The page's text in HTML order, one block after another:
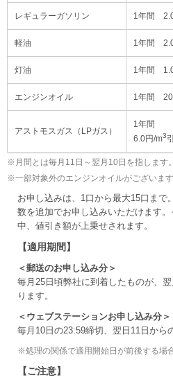
レギュラーガソリン 1年間 2.0
軽油 1年間 2.0
灯油 1年間 1.0
エンジンオイル 1年間
アストモスガス（LPガス）
1年間
6.0円/m3
※ 月間とは毎月11日～翌月10日を指します。
※一部対象外のエンジンオイルがございます
お申し込みは、1口から最大15口まで
数を追加でお申し込みいただけます
中、値引き額が上乗せされます。
【適用期間】
＜郵送のお申し込み分＞
毎月25日頃弊社に到着したものが、
ります。
＜ウェブステーションお申し込み分＞
毎月10日の23:59締切、翌日11日から
※処理の関係で適用開始日が前後する場
【ご注意】